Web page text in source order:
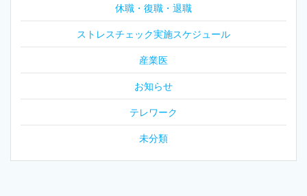
休職・復職・退職
ストレスチェック実施スケジュール
産業医
お知らせ
テレワーク
未分類